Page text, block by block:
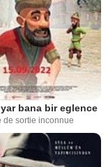
bana bir eglence
de sortie inconnue